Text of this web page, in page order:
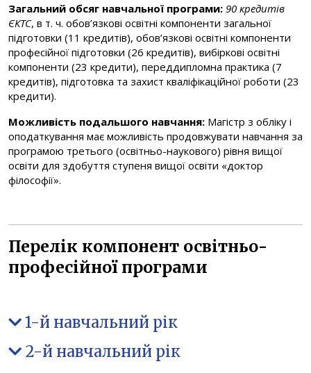
Загальний обсяг навчальної програми: 90 кредитів
ЄКТС, в т. ч. обов’язкові освітні компоненти загальної
підготовки (11 кредитів), обов’язкові освітні компоненти
професійної підготовки (26 кредитів), вибіркові освітні
компоненти (23 кредити), переддипломна практика (7
кредитів), підготовка та захист кваліфікаційної роботи (23
кредити).
Можливість подальшого навчання: Магістр з обліку і
оподаткування має можливість продовжувати навчання за
програмою третього (освітньо-наукового) рівня вищої
освіти для здобуття ступеня вищої освіти «доктор
філософії».
Перелік компонент освітньо-
професійної програми
1-й навчальний рік
2-й навчальний рік